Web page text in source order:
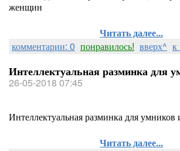
женщин
Читать далее...
комментарии: 0 понравилось! вверх^ к
Интеллектуальная разминка для
26-05-2018 07:45
Интеллектуальная разминка для
Читать далее...